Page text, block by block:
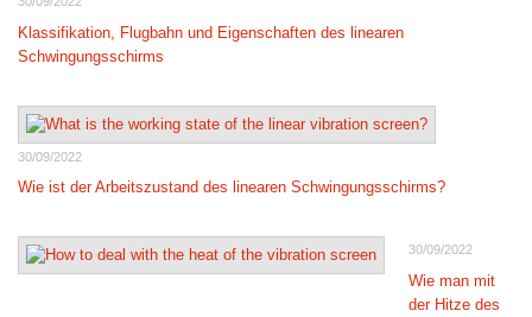
Klassifikation, Flugbahn und Eigenschaften des linearen
Schwingungsschirms
30/09/2022
Wie ist der Arbeitszustand des linearen Schwingungsschirms?
30/09/2022
Wie man mit
der Hitze des